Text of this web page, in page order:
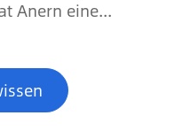
Anern eine...